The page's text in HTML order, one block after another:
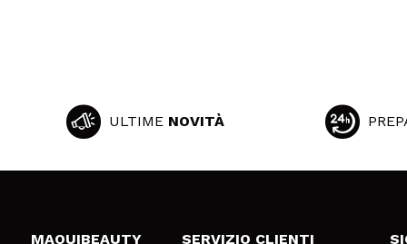
ULTIME NOVITÀ
MAQUIBEAUTY SERVIZIO CLIENTI